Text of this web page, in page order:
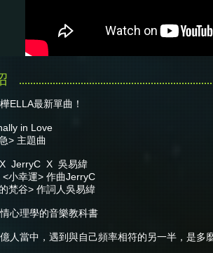
ELLA最新單曲！
in Love
> 主題曲
JerryC X 吳易緯
小幸運> 作曲JerryC
梵谷> 作詞人吳易緯
心理學的音樂教科書
人當中，遇到與自己頻率相符的另一半，是